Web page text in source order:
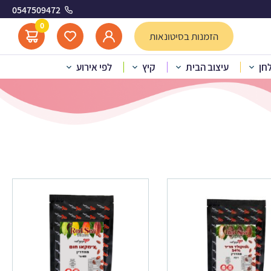
0547509472
הזמנות בסיטונאות
0
עיצוב הבית קיץ לפי אירוע